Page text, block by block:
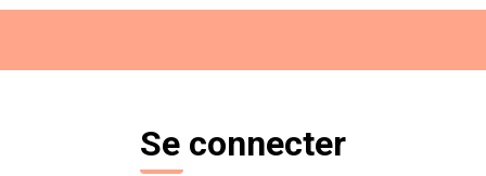
Se connecter